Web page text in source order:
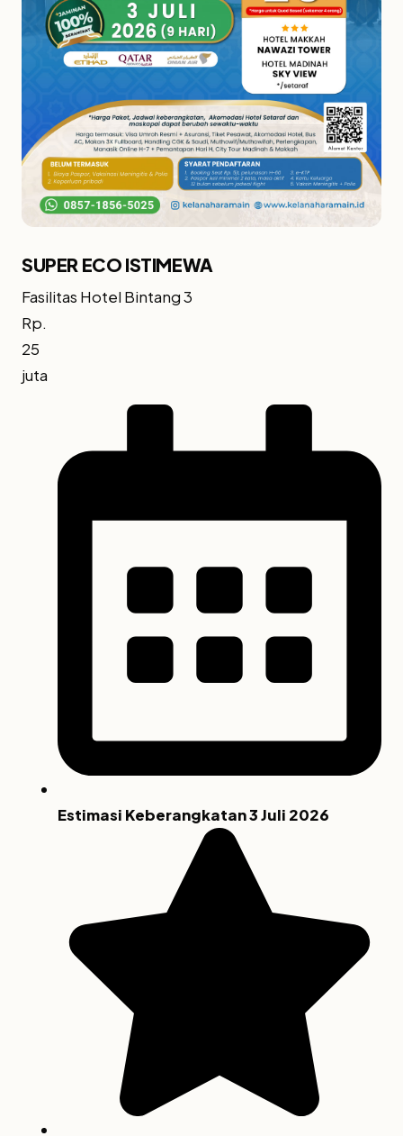
SUPER ECO ISTIMEWA
Fasilitas Hotel Bintang 3
Rp.
25
juta
Estimasi Keberangkatan 3 Juli 2026